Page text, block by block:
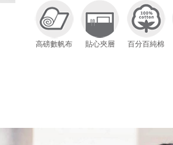
高磅數帆布 貼心夾層 百分百純棉